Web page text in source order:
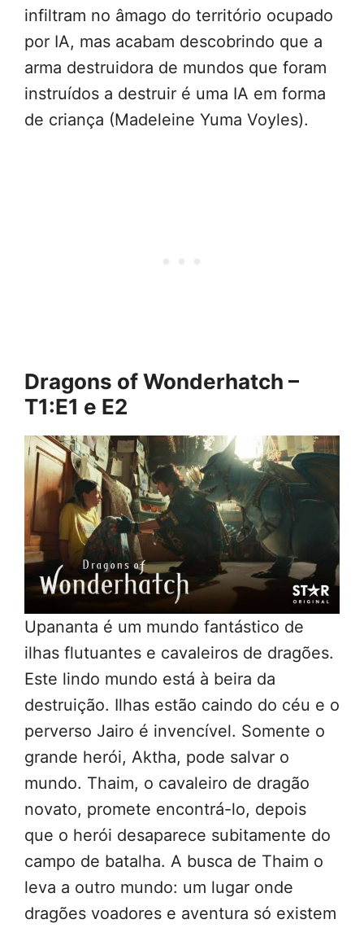
infiltram no âmago do território ocupado
por IA, mas acabam descobrindo que a
arma destruidora de mundos que foram
instruídos a destruir é uma IA em forma
de criança (Madeleine Yuma Voyles).
Dragons of Wonderhatch –
T1:E1 e E2
Upananta é um mundo fantástico de
ilhas flutuantes e cavaleiros de dragões.
Este lindo mundo está à beira da
destruição. Ilhas estão caindo do céu e o
perverso Jairo é invencível. Somente o
grande herói, Aktha, pode salvar o
mundo. Thaim, o cavaleiro de dragão
novato, promete encontrá-lo, depois
que o herói desaparece subitamente do
campo de batalha. A busca de Thaim o
leva a outro mundo: um lugar onde
dragões voadores e aventura só existem